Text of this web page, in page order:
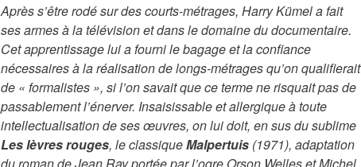
Après s’être rodé sur des courts-métrages, Harry Kümel a fait
ses armes à la télévision et dans le domaine du documentaire.
Cet apprentissage lui a fourni le bagage et la confiance
nécessaires à la réalisation de longs-métrages qu’on qualifierait
de « formalistes », si l’on savait que ce terme ne risquait pas de
passablement l’énerver. Insaisissable et allergique à toute
intellectualisation de ses œuvres, on lui doit, en sus du sublime
Les lèvres rouges, le classiqueMalpertuis (1971), adaptation